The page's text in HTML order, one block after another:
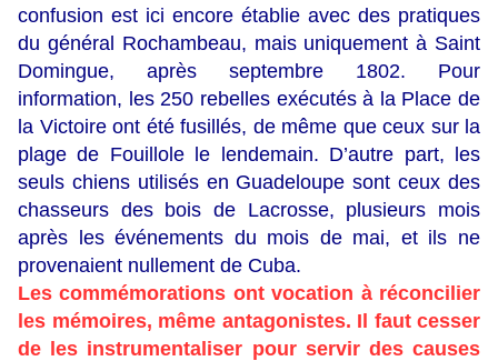
confusion est ici encore établie avec des pratiques
du général Rochambeau, mais uniquement à Saint
Domingue, après septembre 1802. Pour
information, les 250 rebelles exécutés à la Place de
la Victoire ont été fusillés, de même que ceux sur la
plage de Fouillole le lendemain. D’autre part, les
seuls chiens utilisés en Guadeloupe sont ceux des
chasseurs des bois de Lacrosse, plusieurs mois
après les événements du mois de mai, et ils ne
provenaient nullement de Cuba.
Les commémorations ont vocation à réconcilier
les mémoires, même antagonistes. Il faut cesser
de les instrumentaliser pour servir des causes